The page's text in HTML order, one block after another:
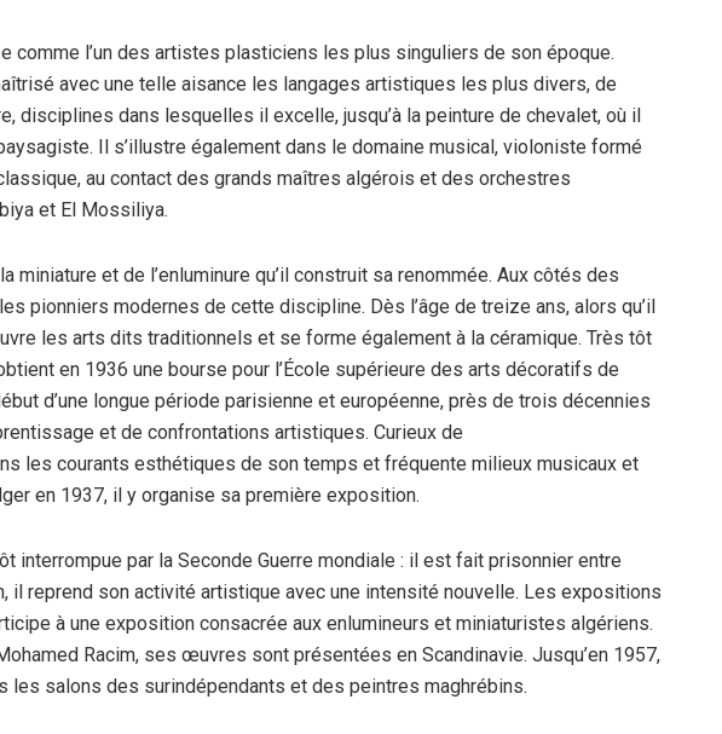
comme l’un des artistes plasticiens les plus singuliers de son époque.
avec une telle aisance les langages artistiques les plus divers, de
disciplines dans lesquelles il excelle, jusqu’à la peinture de chevalet, où il
Il s’illustre également dans le domaine musical, violoniste formé
au contact des grands maîtres algérois et des orchestres
et El Mossiliya.
miniature et de l’enluminure qu’il construit sa renommée. Aux côtés des
pionniers modernes de cette discipline. Dès l’âge de treize ans, alors qu’il
les arts dits traditionnels et se forme également à la céramique. Très tôt
en 1936 une bourse pour l’École supérieure des arts décoratifs de
d’une longue période parisienne et européenne, près de trois décennies
et de confrontations artistiques. Curieux de
les courants esthétiques de son temps et fréquente milieux musicaux et
en 1937, il y organise sa première exposition.
interrompue par la Seconde Guerre mondiale : il est fait prisonnier entre
il reprend son activité artistique avec une intensité nouvelle. Les expositions
à une exposition consacrée aux enlumineurs et miniaturistes algériens.
Racim, ses œuvres sont présentées en Scandinavie. Jusqu’en 1957,
les salons des surindépendants et des peintres maghrébins.